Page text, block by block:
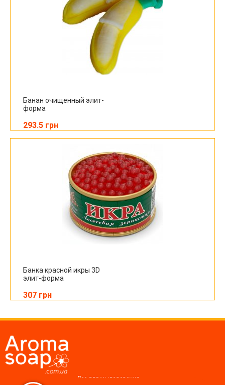
Банан очищенный элит-
форма
293.5 грн
Банка красной икры 3D
элит-форма
307 грн
Все для мыловарения,